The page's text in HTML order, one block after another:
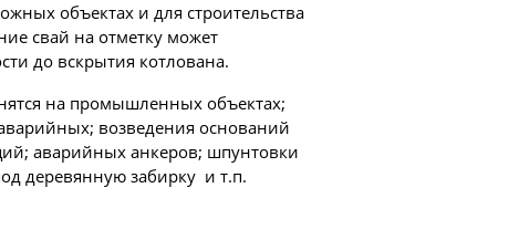
объектах и для строительства
свай на отметку может
до вскрытия котлована.
на промышленных объектах;
возведения оснований
аварийных анкеров; шпунтовки
деревянную забирку и т.п.